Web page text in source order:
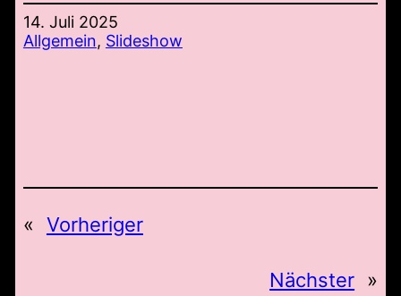
14. Juli 2025
Allgemein, Slideshow
« Vorheriger
Nächster »